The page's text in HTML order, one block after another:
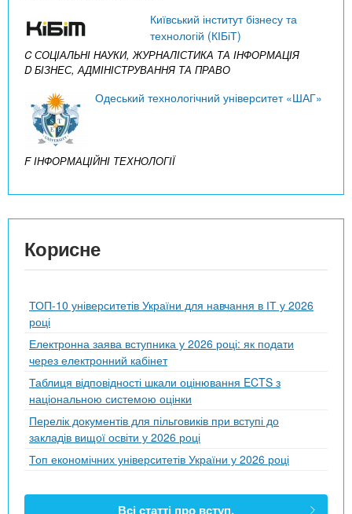
Київський інститут бізнесу та
технологій (КІБіТ)
C СОЦІАЛЬНІ НАУКИ, ЖУРНАЛІСТИКА ТА ІНФОРМАЦІЯ
D БІЗНЕС, АДМІНІСТРУВАННЯ ТА ПРАВО
Одеський технологічний університет «ШАГ»
F ІНФОРМАЦІЙНІ ТЕХНОЛОГІЇ
Корисне
ТОП-10 університетів України для навчання в ІТ у 2026
році
Електронна заява вступника у 2026 році: як подати
через електронний кабінет
Таблиця відповідності шкали оцінювання ECTS з
національною системою оцінки
Перелік документів для пільговиків при вступі до
закладів вищої освіти у 2026 році
Топ економічних університетів України у 2026 році
Всі статті про вступ.